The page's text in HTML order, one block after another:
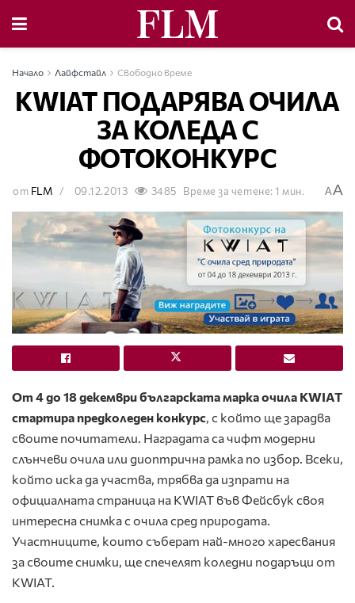
Начало Лайфстайл Свободно време
KWIAT ПОДАРЯВА ОЧИЛА
ЗА КОЛЕДА С
ФОТОКОНКУРС
от FLM 09.12.2013 3485 Време за четене: 1 мин. AA
От 4 до 18 декември българската марка очила KWIAT
стартира предколеден конкурс, с който ще зарадва
своите почитатели. Наградата са чифт модерни
слънчеви очила или диоптричнa рамкa по избор. Всеки,
който иска да участва, трябва да изпрати на
официалната страница на KWIAT във Фейсбук своя
интересна снимка с очила сред природата.
Участниците, които съберат най-много харесвания
за своите снимки, ще спечелят коледни подаръци от
KWIAT.